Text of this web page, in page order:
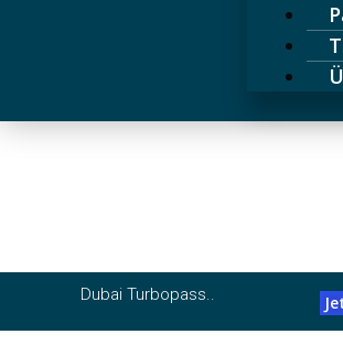
Dubai Turbopass: Wir testen
Dubai Turbopass..